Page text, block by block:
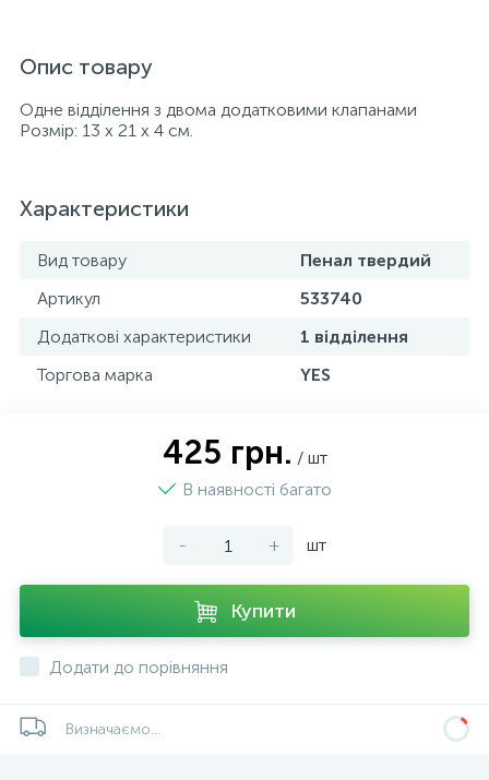
Опис товару
Одне відділення з двома додатковими клапанами
Розмір: 13 х 21 х 4 см.
Характеристики
Вид товару
Пенал твердий
Артикул
533740
Додаткові характеристики
1 відділення
Торгова марка
YES
425 грн. / шт
В наявності багато
- + шт
Купити
Додати до порівняння
Визначаємо...